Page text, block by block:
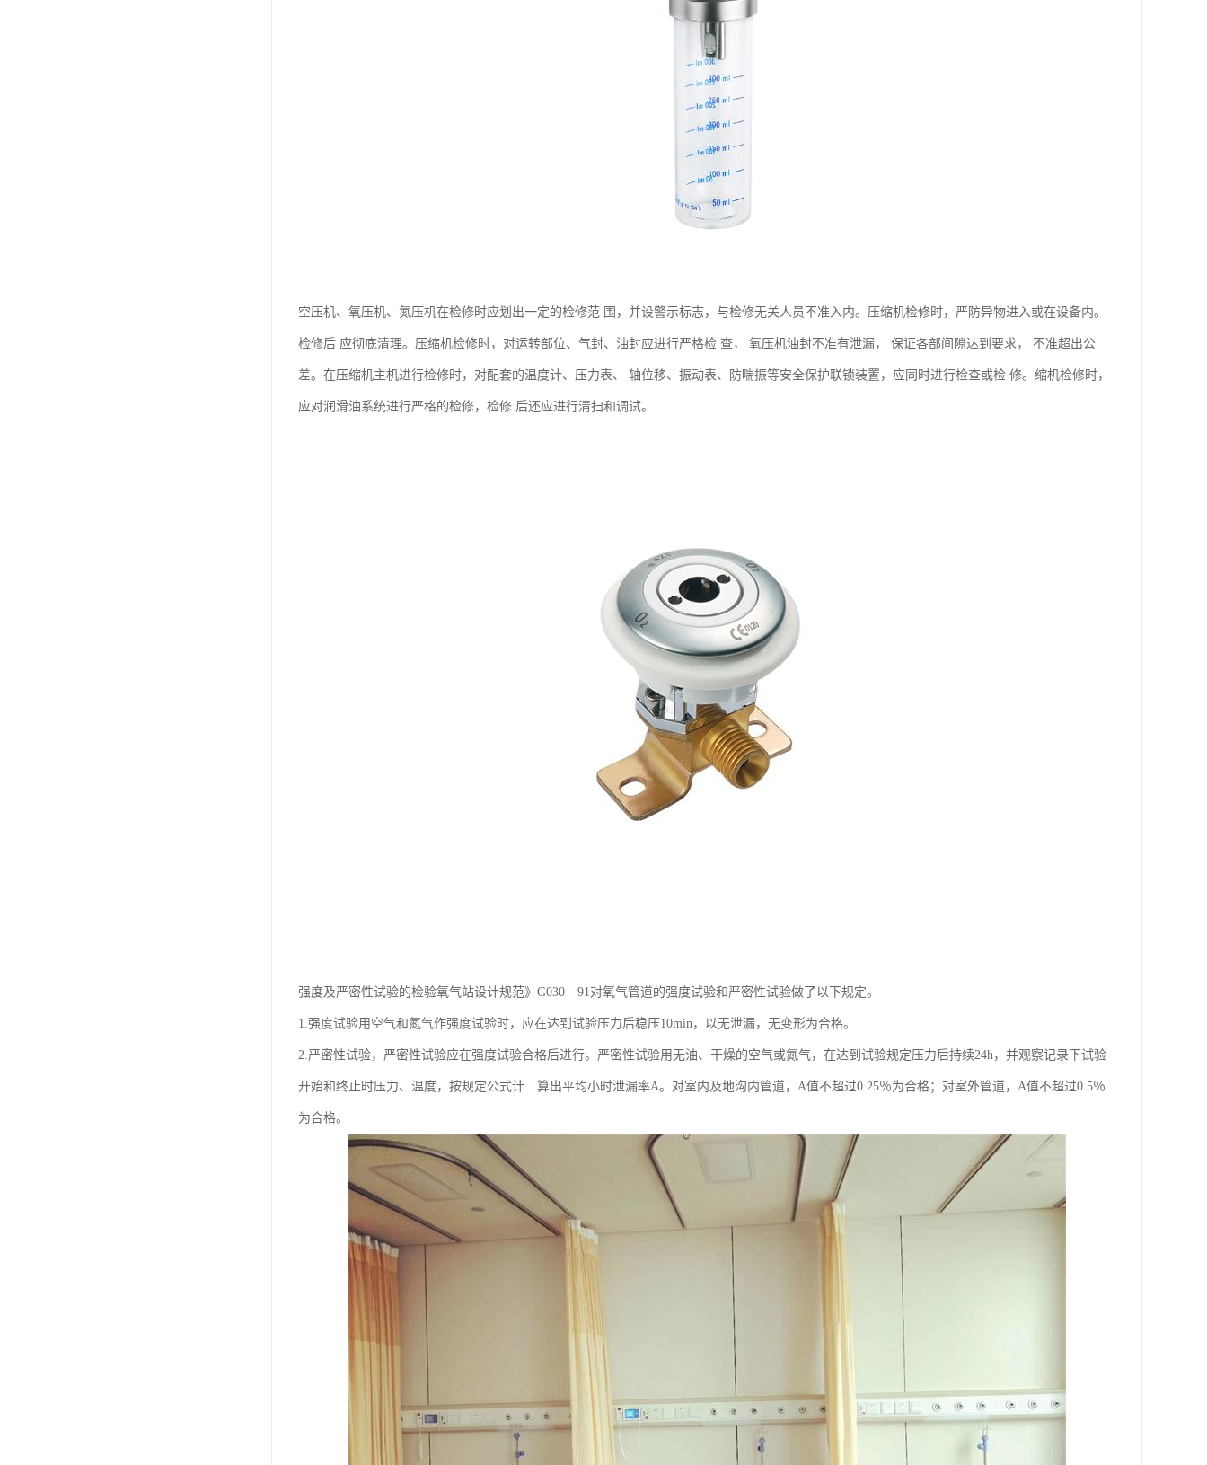
空压机、氧压机、氮压机在检修时应划出一定的检修范 围，并设警示标志，与检修无关人员不准入内。压缩机检修时，严防异物进入或在设备内。
检修后 应彻底清理。压缩机检修时，对运转部位、气封、油封应进行严格检 查， 氧压机油封不准有泄漏， 保证各部间隙达到要求， 不准超出公
差。在压缩机主机进行检修时，对配套的温度计、压力表、 轴位移、振动表、防喘振等安全保护联锁装置，应同时进行检查或检 修。缩机检修时，
应对润滑油系统进行严格的检修，检修 后还应进行清扫和调试。
强度及严密性试验的检验氧气站设计规范》G030—91对氧气管道的强度试验和严密性试验做了以下规定。
1.强度试验用空气和氮气作强度试验时，应在达到试验压力后稳压10min，以无泄漏，无变形为合格。
2.严密性试验，严密性试验应在强度试验合格后进行。严密性试验用无油、干燥的空气或氮气，在达到试验规定压力后持续24h，并观察记录下试验
开始和终止时压力、温度，按规定公式计 算出平均小时泄漏率A。对室内及地沟内管道，A值不超过0.25％为合格；对室外管道，A值不超过0.5％
为合格。